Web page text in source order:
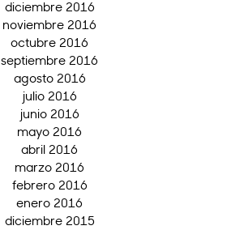
diciembre 2016
noviembre 2016
octubre 2016
septiembre 2016
agosto 2016
julio 2016
junio 2016
mayo 2016
abril 2016
marzo 2016
febrero 2016
enero 2016
diciembre 2015